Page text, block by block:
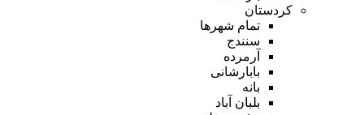
کردستان
تمام شهر‌ها
سنندج
آرمرده
بابارشانی
بانه
بلبان آباد